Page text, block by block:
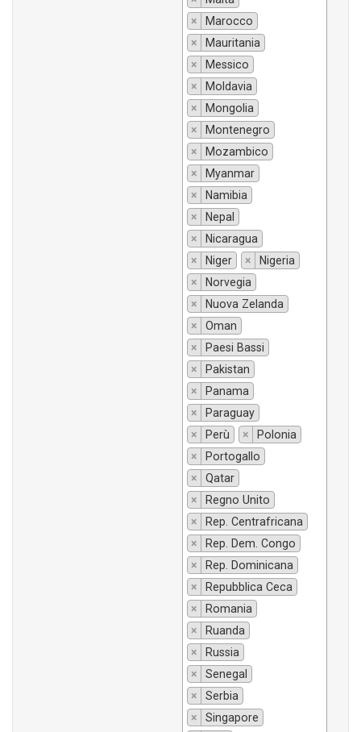
×
Marocco
×
Mauritania
×
Messico
×
Moldavia
×
Mongolia
×
Montenegro
×
Mozambico
×
Myanmar
×
Namibia
×
Nepal
×
Nicaragua
×
Niger ×
Nigeria
×
Norvegia
×
Nuova Zelanda
×
Oman
×
Paesi Bassi
×
Pakistan
×
Panama
×
Paraguay
×
Perù ×
Polonia
×
Portogallo
×
Qatar
×
Regno Unito
×
Rep. Centrafricana
×
Rep. Dem. Congo
×
Rep. Dominicana
×
Repubblica Ceca
×
Romania
×
Ruanda
×
Russia
×
Senegal
×
Serbia
×
Singapore